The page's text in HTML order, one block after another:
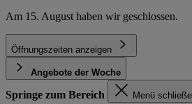
Am 15. August haben wir geschlossen.
Öffnungszeiten anzeigen
Angebote der Woche
Springe zum Bereich Menü